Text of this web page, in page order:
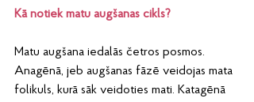
Kā notiek matu augšanas cikls?
Matu augšana iedalās četros posmos.
Anagēnā, jeb augšanas fāzē veidojas mata
folikuls, kurā sāk veidoties mati. Katagēnā